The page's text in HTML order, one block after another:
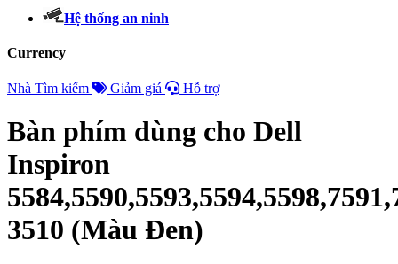
Hệ thống an ninh
Currency
Nhà Tìm kiếm Giảm giá Hỗ trợ
Bàn phím dùng cho Dell
Inspiron
3510 (Màu Đen)